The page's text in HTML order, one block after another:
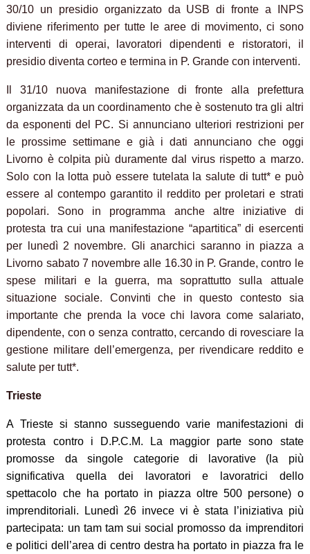
30/10 un presidio organizzato da USB di fronte a INPS
diviene riferimento per tutte le aree di movimento, ci sono
interventi di operai, lavoratori dipendenti e ristoratori, il
presidio diventa corteo e termina in P. Grande con interventi.
Il 31/10 nuova manifestazione di fronte alla prefettura
organizzata da un coordinamento che è sostenuto tra gli altri
da esponenti del PC. Si annunciano ulteriori restrizioni per
le prossime settimane e già i dati annunciano che oggi
Livorno è colpita più duramente dal virus rispetto a marzo.
Solo con la lotta può essere tutelata la salute di tutt* e può
essere al contempo garantito il reddito per proletari e strati
popolari. Sono in programma anche altre iniziative di
protesta tra cui una manifestazione “apartitica” di esercenti
per lunedì 2 novembre. Gli anarchici saranno in piazza a
Livorno sabato 7 novembre alle 16.30 in P. Grande, contro le
spese militari e la guerra, ma soprattutto sulla attuale
situazione sociale. Convinti che in questo contesto sia
importante che prenda la voce chi lavora come salariato,
dipendente, con o senza contratto, cercando di rovesciare la
gestione militare dell’emergenza, per rivendicare reddito e
salute per tutt*.
Trieste
A Trieste si stanno susseguendo varie manifestazioni di
protesta contro i D.P.C.M.
La maggior parte sono state
promosse da singole categorie di lavorative (la più
significativa quella dei lavoratori e lavoratrici dello
spettacolo che ha portato in piazza oltre 500 persone) o
imprenditoriali. Lunedì 26 invece vi è stata l’iniziativa più
partecipata: un tam tam sui social promosso da imprenditori
e politici dell’area di centro destra ha portato in piazza fra le